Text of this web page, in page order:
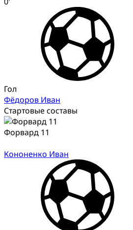
Гол
Фёдоров Иван
Стартовые составы
Форвард 11
Кононенко Иван